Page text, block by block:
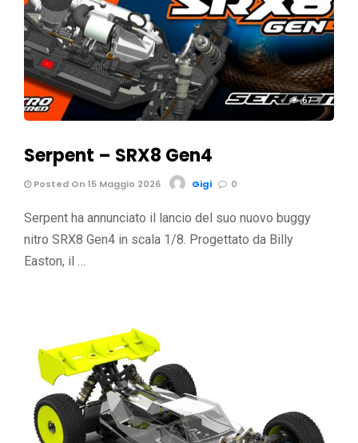
67
Serpent – SRX8 Gen4
Posted On 15 Maggio 2026 Gigi 0
Serpent ha annunciato il lancio del suo nuovo buggy
nitro SRX8 Gen4 in scala 1/8. Progettato da Billy
Easton, il …